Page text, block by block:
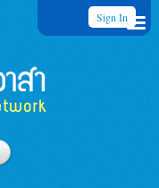
Sign In